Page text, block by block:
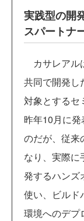
実践型の開
スパートナ
カサレアル
共同で開発し
対象とするセ
昨年10月に
のだが、従来
なり、実際に
発するハンズ
使い、ビルド
環境へのデプ